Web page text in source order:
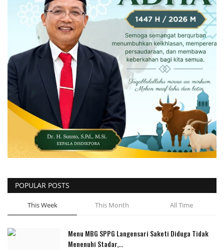
POPULAR POSTS
This Week This Month All Time
Menu MBG SPPG Langensari Saketi Diduga Tidak
Menenuhi Stadar,...